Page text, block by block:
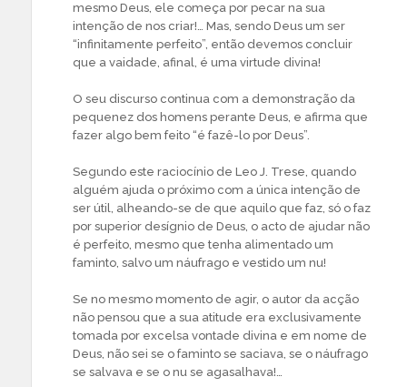
mesmo Deus, ele começa por pecar na sua
intenção de nos criar!… Mas, sendo Deus um ser
“infinitamente perfeito”, então devemos concluir
que a vaidade, afinal, é uma virtude divina!
O seu discurso continua com a demonstração da
pequenez dos homens perante Deus, e afirma que
fazer algo bem feito “é fazê-lo por Deus”.
Segundo este raciocínio de Leo J. Trese, quando
alguém ajuda o próximo com a única intenção de
ser útil, alheando-se de que aquilo que faz, só o faz
por superior desígnio de Deus, o acto de ajudar não
é perfeito, mesmo que tenha alimentado um
faminto, salvo um náufrago e vestido um nu!
Se no mesmo momento de agir, o autor da acção
não pensou que a sua atitude era exclusivamente
tomada por excelsa vontade divina e em nome de
Deus, não sei se o faminto se saciava, se o náufrago
se salvava e se o nu se agasalhava!…